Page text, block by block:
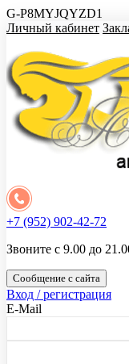
G-P8MYJQYZD1
Личный кабинет
+7 (952) 902-42-72
Звоните с 9.00 до
Сообщение с сайта
Вход / регистрация
E-Mail